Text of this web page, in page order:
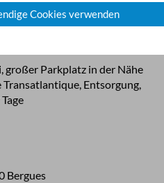
Cherbourg
normandie/
großer Parkplatz in der Nähe
Entsorgung,
Bergues
Cookies verwenden